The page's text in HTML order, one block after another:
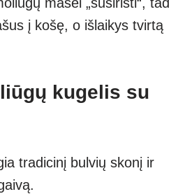
į košę, o išlaikys tvirtą
kugelis su
tradicinį bulvių skonį ir